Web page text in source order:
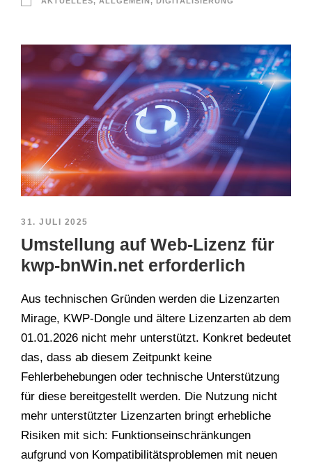
31. JULI 2025
Umstellung auf Web-Lizenz für
kwp-bnWin.net erforderlich
Aus technischen Gründen werden die Lizenzarten
Mirage, KWP-Dongle und ältere Lizenzarten ab dem
01.01.2026 nicht mehr unterstützt. Konkret bedeutet
das, dass ab diesem Zeitpunkt keine
Fehlerbehebungen oder technische Unterstützung
für diese bereitgestellt werden. Die Nutzung nicht
mehr unterstützter Lizenzarten bringt erhebliche
Risiken mit sich: Funktionseinschränkungen
aufgrund von Kompatibilitätsproblemen mit neuen